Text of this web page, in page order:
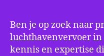
Ben je op zoek naar
luchthavenvervoer
kennis en expertise